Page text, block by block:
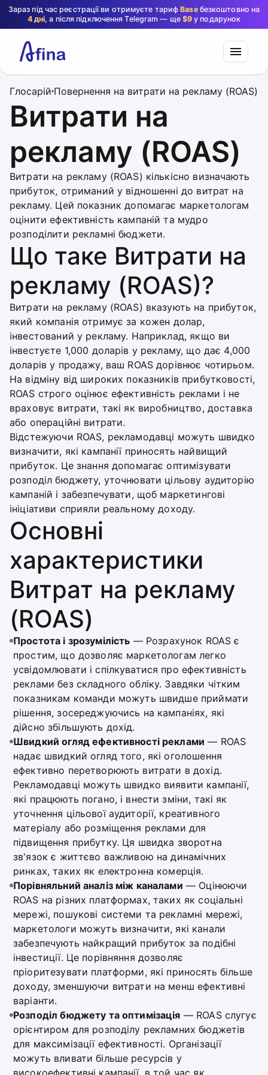
Зараз під час реєстрації ви отримуєте тарифBaseбезкоштовно на
4 дні, а після підключення Telegram — ще $9 у подарунок
Глосарій Повернення на витрати на рекламу (ROAS)
Витрати на
рекламу (ROAS)
Витрати на рекламу (ROAS) кількісно визначають
прибуток, отриманий у відношенні до витрат на
рекламу. Цей показник допомагає маркетологам
оцінити ефективність кампаній та мудро
розподілити рекламні бюджети.
Що таке Витрати на
рекламу (ROAS)?
Витрати на рекламу (ROAS) вказують на прибуток,
який компанія отримує за кожен долар,
інвестований у рекламу. Наприклад, якщо ви
інвестуєте 1,000 доларів у рекламу, що дає 4,000
доларів у продажу, ваш ROAS дорівнює чотирьом.
На відміну від широких показників прибутковості,
ROAS строго оцінює ефективність реклами і не
враховує витрати, такі як виробництво, доставка
або операційні витрати.
Відстежуючи ROAS, рекламодавці можуть швидко
визначити, які кампанії приносять найвищий
прибуток. Це знання допомагає оптимізувати
розподіл бюджету, уточнювати цільову аудиторію
кампаній і забезпечувати, щоб маркетингові
ініціативи сприяли реальному доходу.
Основні
характеристики
Витрат на рекламу
(ROAS)
Простота і зрозумілість — Розрахунок ROAS є
простим, що дозволяє маркетологам легко
усвідомлювати і спілкуватися про ефективність
реклами без складного обліку. Завдяки чітким
показникам команди можуть швидше приймати
рішення, зосереджуючись на кампаніях, які
дійсно збільшують дохід.
Швидкий огляд ефективності реклами — ROAS
надає швидкий огляд того, які оголошення
ефективно перетворюють витрати в дохід.
Рекламодавці можуть швидко виявити кампанії,
які працюють погано, і внести зміни, такі як
уточнення цільової аудиторії, креативного
матеріалу або розміщення реклами для
підвищення прибутку. Ця швидка зворотна
зв'язок є життєво важливою на динамічних
ринках, таких як електронна комерція.
Порівняльний аналіз між каналами — Оцінюючи
ROAS на різних платформах, таких як соціальні
мережі, пошукові системи та рекламні мережі,
маркетологи можуть визначити, які канали
забезпечують найкращий прибуток за подібні
інвестиції. Це порівняння дозволяє
пріоритезувати платформи, які приносять більше
доходу, зменшуючи витрати на менш ефективні
варіанти.
Розподіл бюджету та оптимізація — ROAS слугує
орієнтиром для розподілу рекламних бюджетів
для максимізації ефективності. Організації
можуть вливати більше ресурсів у
високоефективні кампанії, в той час як